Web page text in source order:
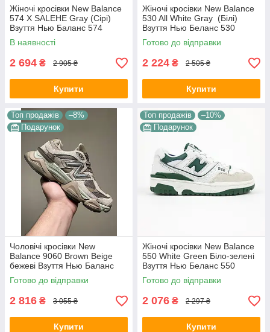
Жіночі кросівки New Balance
574 X SALEHE Gray (Сірі)
Взуття Нью Баланс 574
натуральний замш текстиль
демісезон
В наявності
2 694 ₴ 2 905 ₴
Купити
Жіночі кросівки New Balance
530 All White Gray (Білі)
Взуття Нью Беланс 530
текстиль сітка демисезон
повсякденні
Готово до відправки
2 224 ₴ 2 505 ₴
Купити
Топ продажів
–8%
Подарунок
Чоловічі кросівки New
Balance 9060 Brown Beige
бежеві Взуття Нью Баланс
9060 замш текстиль
демісезон
Готово до відправки
2 816 ₴ 3 055 ₴
Купити
Топ продажів
–10%
Подарунок
Жіночі кросівки New Balance
550 White Green Біло-зелені
Взуття Нью Беланс 550
шкіряні демісезон
Готово до відправки
2 076 ₴ 2 297 ₴
Купити